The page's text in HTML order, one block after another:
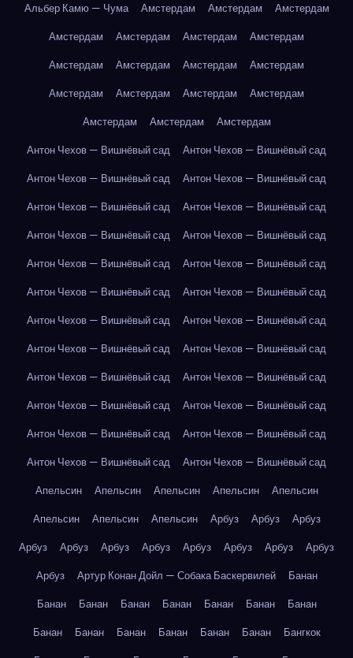
Альбер Камю — Чума
Амстердам Амстердам
Амстердам
Амстердам
Амстердам Амстердам
Амстердам
Амстердам
Амстердам Амстердам
Амстердам
Амстердам
Амстердам Амстердам
Амстердам
Амстердам
Амстердам
Амстердам
Антон Чехов — Вишнёвый сад
Антон Чехов — Вишнёвый сад
Антон Чехов — Вишнёвый сад
Антон Чехов — Вишнёвый сад
Антон Чехов — Вишнёвый сад
Антон Чехов — Вишнёвый сад
Антон Чехов — Вишнёвый сад
Антон Чехов — Вишнёвый сад
Антон Чехов — Вишнёвый сад
Антон Чехов — Вишнёвый сад
Антон Чехов — Вишнёвый сад
Антон Чехов — Вишнёвый сад
Антон Чехов — Вишнёвый сад
Антон Чехов — Вишнёвый сад
Антон Чехов — Вишнёвый сад
Антон Чехов — Вишнёвый сад
Антон Чехов — Вишнёвый сад
Антон Чехов — Вишнёвый сад
Антон Чехов — Вишнёвый сад
Антон Чехов — Вишнёвый сад
Антон Чехов — Вишнёвый сад
Антон Чехов — Вишнёвый сад
Антон Чехов — Вишнёвый сад
Антон Чехов — Вишнёвый сад
Апельсин
Апельсин Апельсин Апельсин
Апельсин
Апельсин
Апельсин Апельсин Арбуз Арбуз
Арбуз
Арбуз
Арбуз Арбуз Арбуз Арбуз Арбуз Арбуз
Арбуз
Арбуз
Артур Конан Дойл — Собака Баскервилей
Банан
Банан
Банан Банан Банан Банан Банан
Банан
Банан
Банан Банан Банан Банан Банан
Бангкок